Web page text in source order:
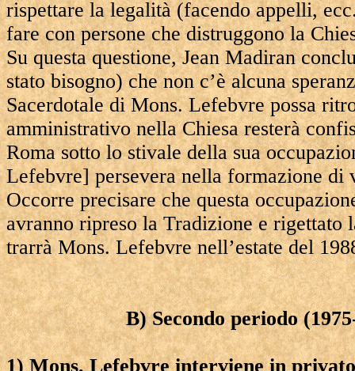
rispettare la legalità (facendo appelli,
fare con persone che distruggono la
Su questa questione, Jean Madiran
stato bisogno) che non c’è alcuna
Sacerdotale di Mons. Lefebvre possa
amministrativo nella Chiesa resterà
Roma sotto lo stivale della sua
Lefebvre] persevera nella formazione di
Occorre precisare che questa
avranno ripreso la Tradizione e
trarrà Mons. Lefebvre nell’estate del
B) Secondo periodo
1) Mons. Lefebvre interviene in